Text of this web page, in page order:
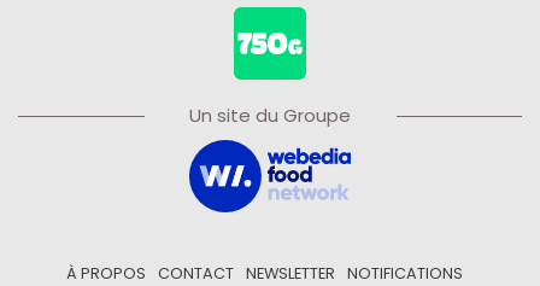
Un site du Groupe
À PROPOS CONTACT NEWSLETTER
NOTIFICATIONS